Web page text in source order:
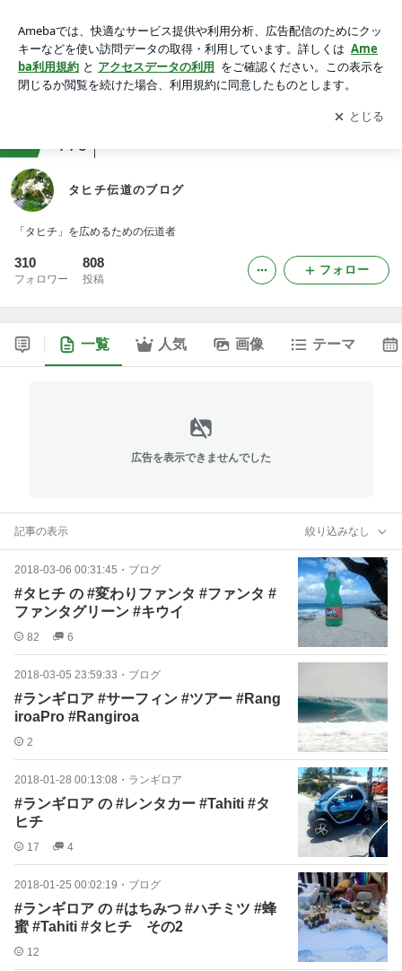
アプリをダウンロードして ブログの更新通知
を受け取りまし
ょう。
開く
776
タヒチ伝道のブログ
「タヒチ」を広めるための伝道者
310
フォロワー
808
投稿
フォロー
一覧 人気 画像 テーマ
広告を表示できませんでした
記事の表示 絞り込みなし
2018-03-06 00:31:45 ・ ブログ
#タヒチ の #変わりファンタ #ファンタ #
ファンタグリーン #キウイ
82 6
2018-03-05 23:59:33 ・ ブログ
#ランギロア #サーフィン #ツアー #Rang
iroaPro #Rangiroa
2
2018-01-28 00:13:08 ・ ランギロア
#ランギロア の #レンタカー #Tahiti #タ
ヒチ
17 4
2018-01-25 00:02:19 ・ ブログ
#ランギロア の #はちみつ #ハチミツ #蜂
蜜 #Tahiti #タヒチ その2
12